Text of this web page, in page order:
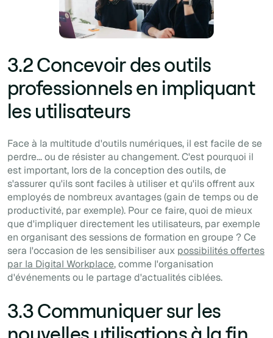
3.2 Concevoir des outils
professionnels en impliquant
les utilisateurs
Face à la multitude d'outils numériques, il est facile de se
perdre... ou de résister au changement. C'est pourquoi il
est important, lors de la conception des outils, de
s'assurer qu'ils sont faciles à utiliser et qu'ils offrent aux
employés de nombreux avantages (gain de temps ou de
productivité, par exemple). Pour ce faire, quoi de mieux
que d'impliquer directement les utilisateurs, par exemple
en organisant des sessions de formation en groupe ? Ce
sera l'occasion de les sensibiliser aux possibilités offertes
par la Digital Workplace, comme l'organisation
d'événements ou le partage d'actualités ciblées.
3.3 Communiquer sur les